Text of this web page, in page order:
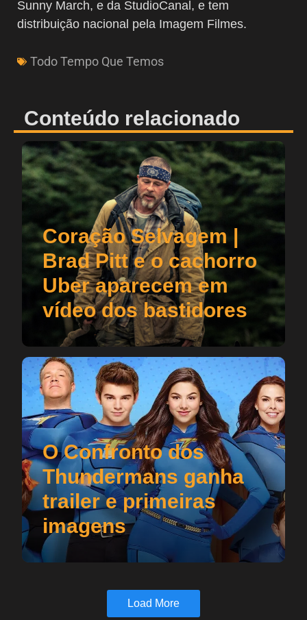
Sunny March, e da StudioCanal, e tem
distribuição nacional pela Imagem Filmes.
Todo Tempo Que Temos
Conteúdo relacionado
Coração Selvagem |
Brad Pitt e o cachorro
Uber aparecem em
vídeo dos bastidores
O Confronto dos
Thundermans ganha
trailer e primeiras
imagens
Load More